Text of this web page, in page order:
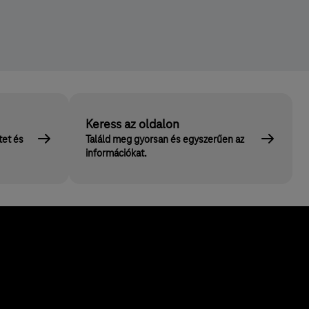
és
Keress az oldalon
Találd meg gyorsan és egyszerűen az
információkat.